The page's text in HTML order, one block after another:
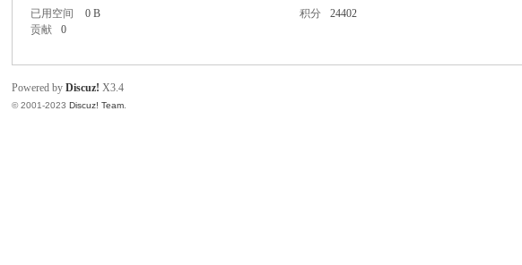
已用空间
0 B 积分 24402
贡献
0
Powered byDiscuz! X3.4
© 2001-2023Discuz! Team